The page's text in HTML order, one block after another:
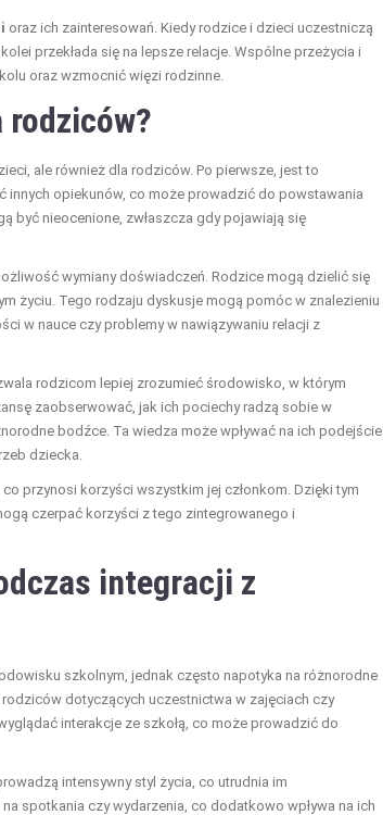
oraz ich zainteresowań. Kiedy rodzice i dzieci uczestniczą
przekłada się na lepsze relacje. Wspólne przeżycia i
oraz wzmocnić więzi rodzinne.
ale również dla rodziców. Po pierwsze, jest to
innych opiekunów, co może prowadzić do powstawania
być nieocenione, zwłaszcza gdy pojawiają się
wymiany doświadczeń. Rodzice mogą dzielić się
życiu. Tego rodzaju dyskusje mogą pomóc w znalezieniu
w nauce czy problemy w nawiązywaniu relacji z
rodzicom lepiej zrozumieć środowisko, w którym
zaobserwować, jak ich pociechy radzą sobie w
bodźce. Ta wiedza może wpływać na ich podejście
dziecka.
przynosi korzyści wszystkim jej członkom. Dzięki tym
czerpać korzyści z tego zintegrowanego i
integracji z
szkolnym, jednak często napotyka na różnorodne
rodziców dotyczących uczestnictwa w zajęciach czy
interakcje ze szkołą, co może prowadzić do
intensywny styl życia, co utrudnia im
spotkania czy wydarzenia, co dodatkowo wpływa na ich